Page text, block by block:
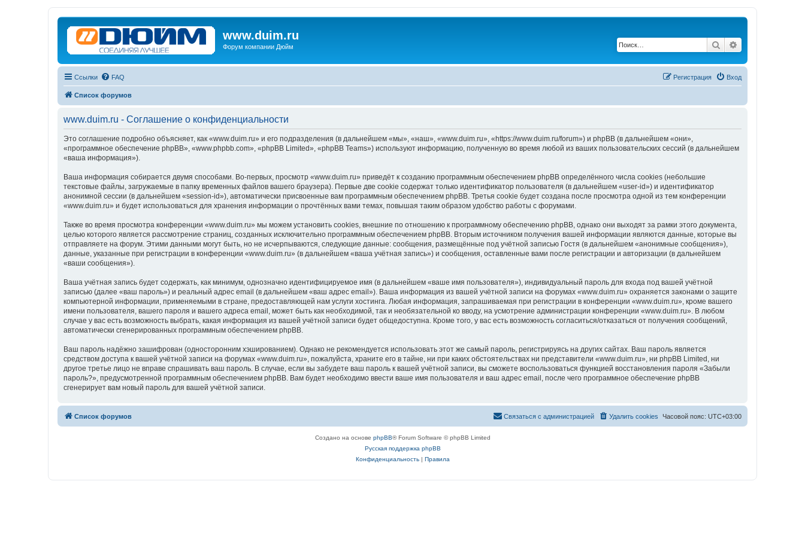
www.duim.ru
Форум компании Дюйм Поиск
Ссылки FAQ Вход
Регистрация
Список форумов
www.duim.ru - Соглашение о конфиденциальности
Это соглашение подробно объясняет, как «www.duim.ru» и его подразделения (в дальнейшем «мы», «наш», «www.duim.ru», «https://www.duim.ru/forum») и phpBB (в дальнейшем «они»,
«программное обеспечение phpBB», «www.phpbb.com», «phpBB Limited», «phpBB Teams») используют информацию, полученную во время любой из ваших пользовательских сессий (в дальнейшем
«ваша информация»).
Ваша информация собирается двумя способами. Во-первых, просмотр «www.duim.ru» приведёт к созданию программным обеспечением phpBB определённого числа cookies (небольшие
текстовые файлы, загружаемые в папку временных файлов вашего браузера). Первые две cookie содержат только идентификатор пользователя (в дальнейшем «user-id») и идентификатор
анонимной сессии (в дальнейшем «session-id»), автоматически присвоенные вам программным обеспечением phpBB. Третья cookie будет создана после просмотра одной из тем конференции
«www.duim.ru» и будет использоваться для хранения информации о прочтённых вами темах, повышая таким образом удобство работы с форумами.
Также во время просмотра конференции «www.duim.ru» мы можем установить cookies, внешние по отношению к программному обеспечению phpBB, однако они выходят за рамки этого документа,
целью которого является рассмотрение страниц, созданных исключительно программным обеспечением phpBB. Вторым источником получения вашей информации являются данные, которые вы
отправляете на форум. Этими данными могут быть, но не исчерпываются, следующие данные: сообщения, размещённые под учётной записью Гостя (в дальнейшем «анонимные сообщения»),
данные, указанные при регистрации в конференции «www.duim.ru» (в дальнейшем «ваша учётная запись») и сообщения, оставленные вами после регистрации и авторизации (в дальнейшем
«ваши сообщения»).
Ваша учётная запись будет содержать, как минимум, однозначно идентифицируемое имя (в дальнейшем «ваше имя пользователя»), индивидуальный пароль для входа под вашей учётной
записью (далее «ваш пароль») и реальный адрес email (в дальнейшем «ваш адрес email»). Ваша информация из вашей учётной записи на форумах «www.duim.ru» охраняется законами о защите
компьютерной информации, применяемыми в стране, предоставляющей нам услуги хостинга. Любая информация, запрашиваемая при регистрации в конференции «www.duim.ru», кроме вашего
имени пользователя, вашего пароля и вашего адреса email, может быть как необходимой, так и необязательной ко вводу, на усмотрение администрации конференции «www.duim.ru». В любом
случае у вас есть возможность выбрать, какая информация из вашей учётной записи будет общедоступна. Кроме того, у вас есть возможность согласиться/отказаться от получения сообщений,
автоматически сгенерированных программным обеспечением phpBB.
Ваш пароль надёжно зашифрован (односторонним хэшированием). Однако не рекомендуется использовать этот же самый пароль, регистрируясь на других сайтах. Ваш пароль является
средством доступа к вашей учётной записи на форумах «www.duim.ru», пожалуйста, храните его в тайне, ни при каких обстоятельствах ни представители «www.duim.ru», ни phpBB Limited, ни
другое третье лицо не вправе спрашивать ваш пароль. В случае, если вы забудете ваш пароль к вашей учётной записи, вы сможете воспользоваться функцией восстановления пароля «Забыли
пароль?», предусмотренной программным обеспечением phpBB. Вам будет необходимо ввести ваше имя пользователя и ваш адрес email, после чего программное обеспечение phpBB
сгенерирует вам новый пароль для вашей учётной записи.
Список форумов Часовой пояс: UTC+03:00
Удалить cookies
Связаться с администрацией
Создано на основе phpBB® Forum Software © phpBB Limited
Русская поддержка phpBB
Конфиденциальность| Правила